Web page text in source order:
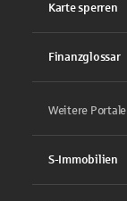
Karte sperren
Finanzglossar
Weitere Portale
S-Immobilien